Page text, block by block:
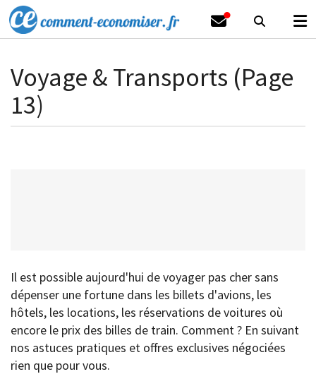
Voyage & Transports (Page
13)
Il est possible aujourd'hui de voyager pas cher sans
dépenser une fortune dans les billets d'avions, les
hôtels, les locations, les réservations de voitures où
encore le prix des billes de train. Comment ? En suivant
nos astuces pratiques et offres exclusives négociées
rien que pour vous.